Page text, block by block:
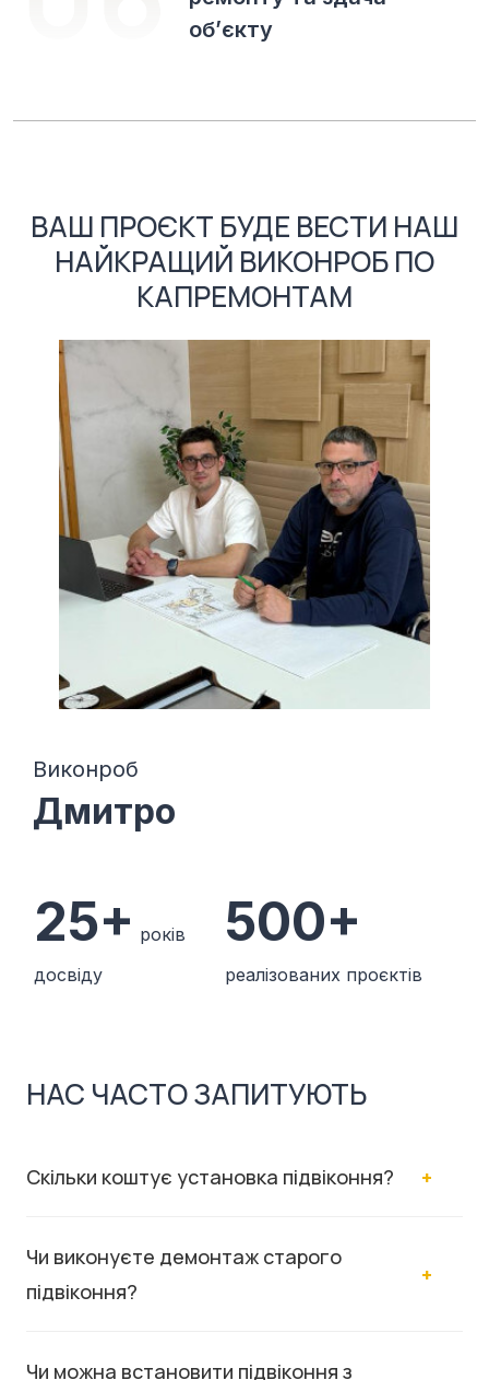
об’єкту
ВАШ ПРОЄКТ БУДЕ ВЕСТИ НАШ
НАЙКРАЩИЙ ВИКОНРОБ ПО
КАПРЕМОНТАМ
Виконроб
Дмитро
25+ років
досвіду
500+
реалізованих проєктів
НАС ЧАСТО ЗАПИТУЮТЬ
Скільки коштує установка підвіконня?
Чи виконуєте демонтаж старого
підвіконня?
Чи можна встановити підвіконня з